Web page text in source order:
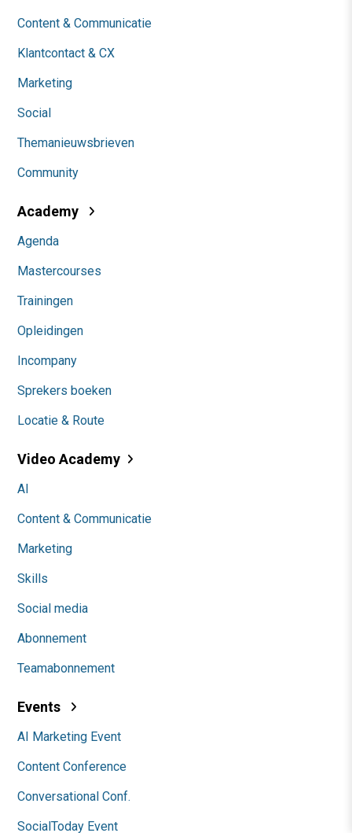
Content & Communicatie
Klantcontact & CX
Marketing
Social
Themanieuwsbrieven
Community
Academy
Agenda
Mastercourses
Trainingen
Opleidingen
Incompany
Sprekers boeken
Locatie & Route
Video Academy
AI
Content & Communicatie
Marketing
Skills
Social media
Abonnement
Teamabonnement
Events
AI Marketing Event
Content Conference
Conversational Conf.
SocialToday Event